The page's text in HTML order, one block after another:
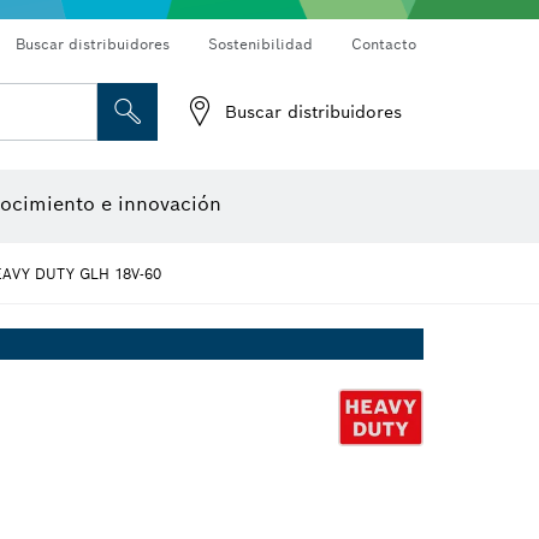
Buscar distribuidores Sostenibilidad Contacto
Buscar distribuidores
e innovación
DUTY GLH 18V-60